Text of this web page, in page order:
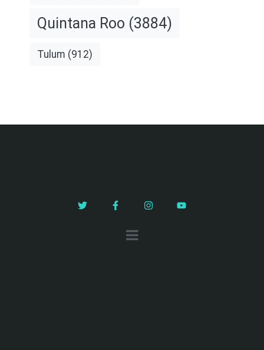
Quintana Roo (3884)
Tulum (912)